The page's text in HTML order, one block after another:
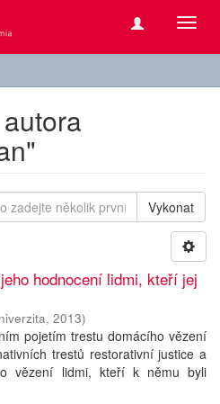
Vykonat
hodnocení lidmi, kteří jej
, 2013)
pojetím trestu domácího vězení
trestů restorativní justice a
vězení lidmi, kteří k němu byli